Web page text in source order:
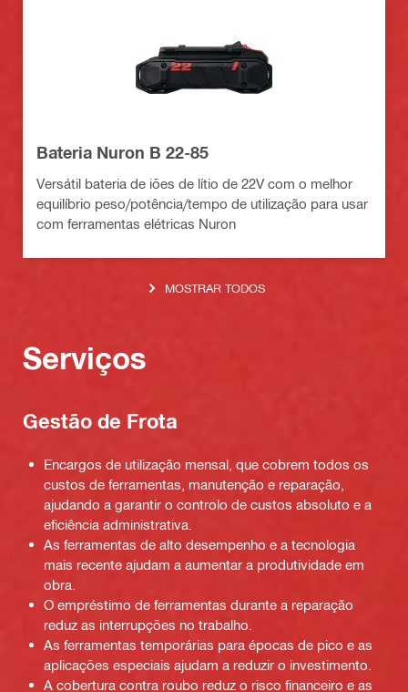
Bateria Nuron B 22-85
Versátil bateria de iões de lítio de 22V com o melhor
equilíbrio peso/potência/tempo de utilização para usar
com ferramentas elétricas Nuron
MOSTRAR TODOS
Serviços
Gestão de Frota
Encargos de utilização mensal, que cobrem todos os
custos de ferramentas, manutenção e reparação,
ajudando a garantir o controlo de custos absoluto e a
eficiência administrativa.
As ferramentas de alto desempenho e a tecnologia
mais recente ajudam a aumentar a produtividade em
obra.
O empréstimo de ferramentas durante a reparação
reduz as interrupções no trabalho.
As ferramentas temporárias para épocas de pico e as
aplicações especiais ajudam a reduzir o investimento.
A cobertura contra roubo reduz o risco financeiro e as